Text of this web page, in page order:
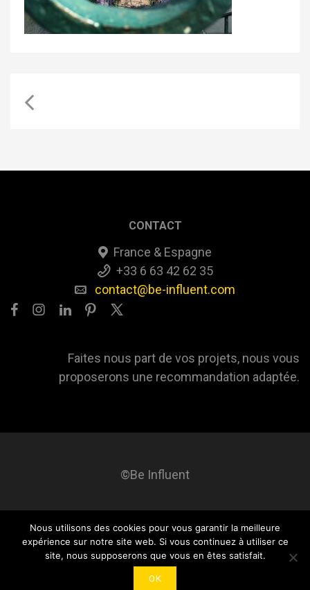
CONTACT
France & Espagne
+33 6 63 42 62 35
contact@be-influent.com
Faites nous part de vos projets, nous vous
proposerons une recommandation adaptée.
©Be Influent
Be influent A propos Blog Contact Mentions légales
Nous utilisons des cookies pour vous garantir la meilleure
expérience sur notre site web. Si vous continuez à utiliser ce
site, nous supposerons que vous en êtes satisfait.
OK